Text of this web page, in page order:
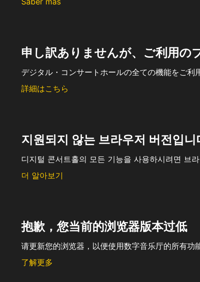
申し訳ありませんが、ご利用の
デジタル・コンサートホールの全ての機能をご利
詳細はこちら
지원되지 않는 브라우저 버전입니
디지털 콘서트홀의 모든 기능을 사용하시려면 브
더 알아보기
抱歉，您当前的浏览器版本过低
请更新您的浏览器，以便使用数字音乐厅的所有功能
了解更多